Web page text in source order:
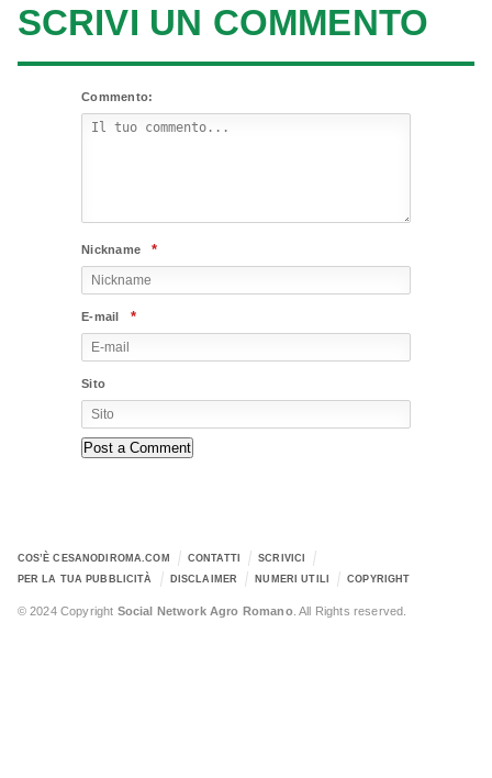
SCRIVI UN COMMENTO
Commento:
Nickname *
E-mail *
Sito
COS’È CESANODIROMA.COM CONTATTI
SCRIVICI
PER LA TUA PUBBLICITÀ
DISCLAIMER NUMERI UTILI COPYRIGHT
© 2024 Copyright Social Network Agro Romano. All Rights reserved.